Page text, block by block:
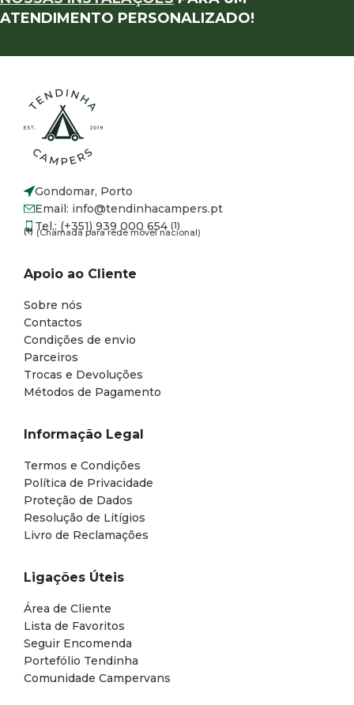
ATENDIMENTO PERSONALIZADO!
Gondomar, Porto
Email: info@tendinhacampers.pt
Tel.: (+351) 939 000 654 (1)
(1) (Chamada para rede móvel nacional)
Apoio ao Cliente
Sobre nós
Contactos
Condições de envio
Parceiros
Trocas e Devoluções
Métodos de Pagamento
Informação Legal
Termos e Condições
Política de Privacidade
Proteção de Dados
Resolução de Litígios
Livro de Reclamações
Ligações Úteis
Área de Cliente
Lista de Favoritos
Seguir Encomenda
Portefólio Tendinha
Comunidade Campervans